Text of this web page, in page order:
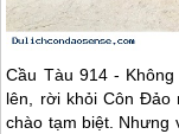
Cầu Tàu 914 -
lên, rời khỏi Côn Đảo
chào tạm biệt. Nhưng